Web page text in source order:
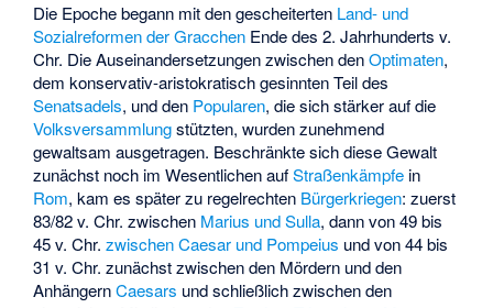
Die Epoche begann mit den gescheiterten Land- und
Sozialreformen der Gracchen Ende des 2. Jahrhunderts v.
Chr. Die Auseinandersetzungen zwischen denOptimaten,
dem konservativ-aristokratisch gesinnten Teil des
Senatsadels, und den Popularen, die sich stärker auf die
Volksversammlungstützten, wurden zunehmend
gewaltsam ausgetragen. Beschränkte sich diese Gewalt
zunächst noch im Wesentlichen aufStraßenkämpfe in
Rom, kam es später zu regelrechten Bürgerkriegen: zuerst
83/82 v. Chr. zwischen Marius und Sulla, dann von 49 bis
45 v. Chr.zwischen Caesar und Pompeius und von 44 bis
31 v. Chr. zunächst zwischen den Mördern und den
AnhängernCaesars und schließlich zwischen den